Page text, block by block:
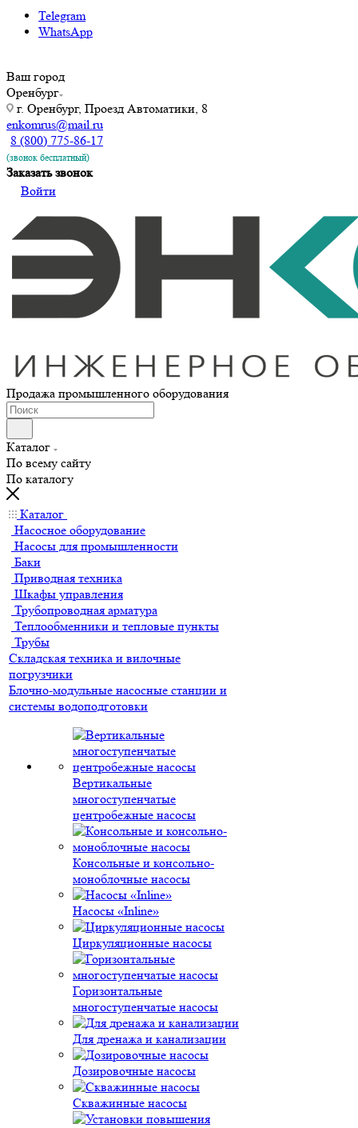
Telegram
WhatsApp
Ваш город
Оренбург
г. Оренбург, Проезд Автоматики, 8
enkomrus@mail.ru
8 (800) 775-86-17
(звонок бесплатный)
Заказать звонок
Войти
Продажа промышленного оборудования
Каталог
По всему сайту
По каталогу
Каталог
Насосное оборудование
Насосы для промышленности
Баки
Приводная техника
Шкафы управления
Трубопроводная арматура
Теплообменники и тепловые пункты
Трубы
Складская техника и вилочные
погрузчики
Блочно-модульные насосные станции и
системы водоподготовки
Вертикальные
многоступенчатые
центробежные насосы
Консольные и консольно-
моноблочные насосы
Насосы «Inline»
Циркуляционные насосы
Горизонтальные
многоступенчатые насосы
Для дренажа и канализации
Дозировочные насосы
Скважинные насосы